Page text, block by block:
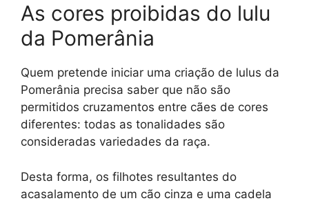
As cores proibidas do lulu
da Pomerânia
Quem pretende iniciar uma criação de lulus da
Pomerânia precisa saber que não são
permitidos cruzamentos entre cães de cores
diferentes: todas as tonalidades são
consideradas variedades da raça.
Desta forma, os filhotes resultantes do
acasalamento de um cão cinza e uma cadela